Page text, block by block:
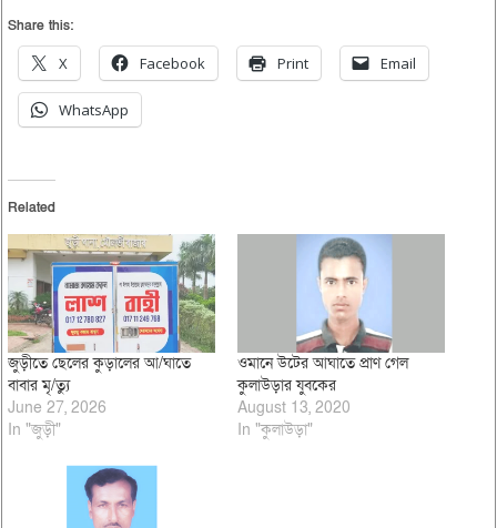
Share this:
X Facebook Print Email
WhatsApp
Related
জুড়ীতে ছেলের কুড়ালের আ/ঘাতে
বাবার মৃ/ত্যু
June 27, 2026
In "জুড়ী"
ওমানে উটের আঘাতে প্রাণ গেল
কুলাউড়ার যুবকের
August 13, 2020
In "কুলাউড়া"